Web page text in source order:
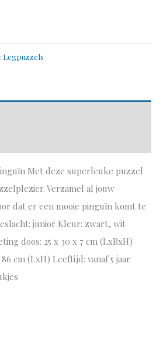
Legpuzzels
Met deze superleuke puzzel
Verzamel al jouw
dat er een mooie pinguïn komt te
junior Kleur: zwart, wit
doos: 25 x 30 x 7 cm (LxBxH)
cm (LxH) Leeftijd: vanaf 5 jaar